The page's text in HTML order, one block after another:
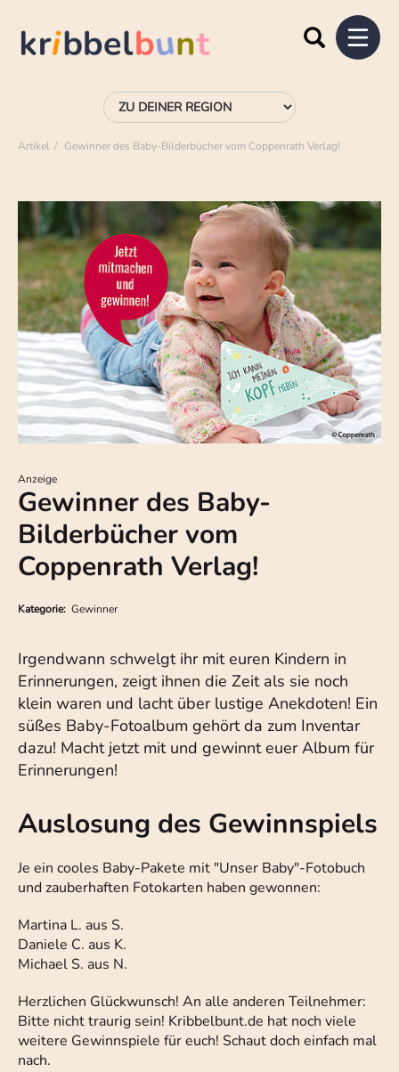
Artikel Gewinner des Baby-Bilderbücher vom Coppenrath Verlag!
Anzeige
Gewinner des Baby-
Bilderbücher vom
Coppenrath Verlag!
Kategorie: Gewinner
Irgendwann schwelgt ihr mit euren Kindern in
Erinnerungen, zeigt ihnen die Zeit als sie noch
klein waren und lacht über lustige Anekdoten! Ein
süßes Baby-Fotoalbum gehört da zum Inventar
dazu! Macht jetzt mit und gewinnt euer Album für
Erinnerungen!
Auslosung des Gewinnspiels
Je ein cooles Baby-Pakete mit "Unser Baby"-Fotobuch
und zauberhaften Fotokarten haben gewonnen:
Martina L. aus S.
Daniele C. aus K.
Michael S. aus N.
Herzlichen Glückwunsch! An alle anderen Teilnehmer:
Bitte nicht traurig sein! Kribbelbunt.de hat noch viele
weitere Gewinnspiele für euch! Schaut doch einfach mal
nach.